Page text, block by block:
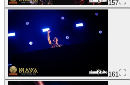
157
161